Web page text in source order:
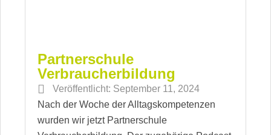
Partnerschule
Verbraucherbildung
Veröffentlicht: September 11, 2024
Nach der Woche der Alltagskompetenzen
wurden wir jetzt Partnerschule